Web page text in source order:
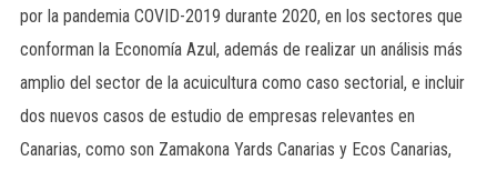
por la pandemia COVID-2019 durante 2020, en los sectores que
conforman la Economía Azul, además de realizar un análisis más
amplio del sector de la acuicultura como caso sectorial, e incluir
dos nuevos casos de estudio de empresas relevantes en
Canarias, como son Zamakona Yards Canarias y Ecos Canarias,